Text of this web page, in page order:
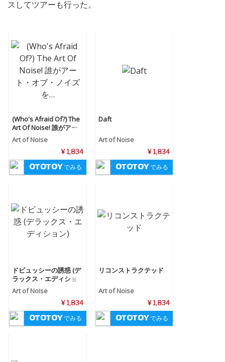
スしてツアーも行った。
(Who's Afraid Of?) The
Art Of Noise! 誰がアー
ト・オブ・ノイズを…
Art of Noise
¥ 1,834
でみる
Daft
Art of Noise
¥ 1,834
でみる
ドビュッシーの誘惑 (デ
ラックス・エディショ
ン)
Art of Noise
¥ 1,834
でみる
リコンストラクテッド
Art of Noise
¥ 1,834
でみる